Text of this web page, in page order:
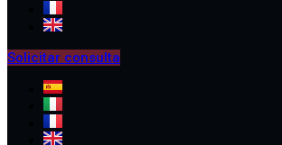
Solicitar consulta